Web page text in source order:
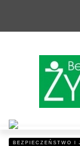
BEZPIECZEŃSTWO I